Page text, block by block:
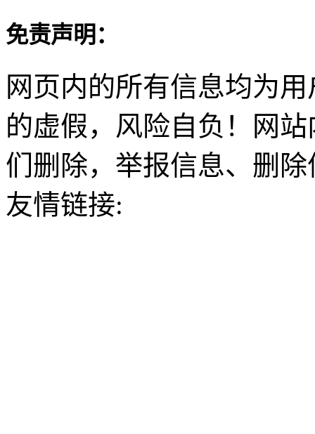
免责声明：
网页内的所有信息均为
的虚假，风险自负！网
们删除，举报信息、删
友情链接: